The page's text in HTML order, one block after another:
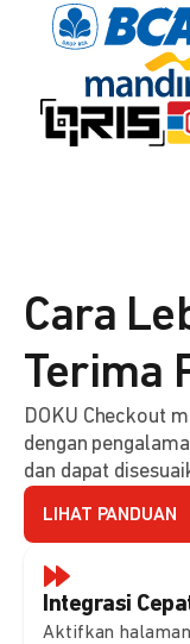
Integrasi
Aktifkan halaman
Cara
Terima
DOKU Checkout
dengan
dan dapat
LIHAT PANDUAN